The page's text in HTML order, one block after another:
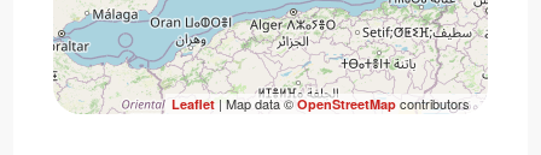
Leaflet| Map data ©OpenStreetMapcontributors